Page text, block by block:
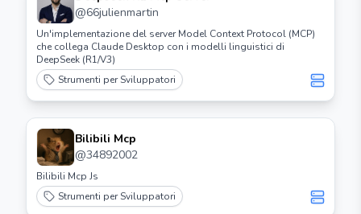
@66julienmartin
Un'implementazione del server Model Context Protocol (MCP)
che collega Claude Desktop con i modelli linguistici di
DeepSeek (R1/V3)
Strumenti per Sviluppatori
Bilibili Mcp
@34892002
Bilibili Mcp Js
Strumenti per Sviluppatori